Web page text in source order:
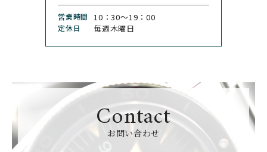
CHRONOSWISS
クロノスイス
CUERVOY SOBRINOS CVSTOS
CYRUS CZAPEK
チャペック
D. DORNBLÜTH&SOH
N
D.ドルンブルート＆ゾー
DAMASKO
営業時間 10：30〜19：00
定休日 毎週木曜日
Contact
お問い合わせ